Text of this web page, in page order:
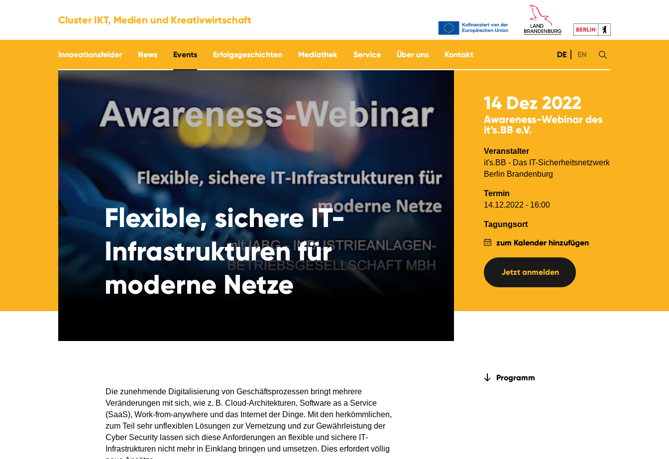
Cluster IKT, Medien und Kreativwirtschaft
Innovationsfelder News Events Erfolgsgeschichten Mediathek Service Über uns Kontakt DE EN
Flexible, sichere IT-
Infrastrukturen für
moderne Netze
14 Dez 2022
Awareness-Webinar des
it’s.BB e.V.
Veranstalter
it's.BB - Das IT-Sicherheitsnetzwerk
Berlin Brandenburg
Termin
14.12.2022 - 16:00
Tagungsort
zum Kalender hinzufügen
Jetzt anmelden
Die zunehmende Digitalisierung von Geschäftsprozessen bringt mehrere
Veränderungen mit sich, wie z. B. Cloud-Architekturen, Software as a Service
(SaaS), Work-from-anywhere und das Internet der Dinge. Mit den herkömmlichen,
zum Teil sehr unflexiblen Lösungen zur Vernetzung und zur Gewährleistung der
Cyber Security lassen sich diese Anforderungen an flexible und sichere IT-
Infrastrukturen nicht mehr in Einklang bringen und umsetzen. Dies erfordert völlig
Programm